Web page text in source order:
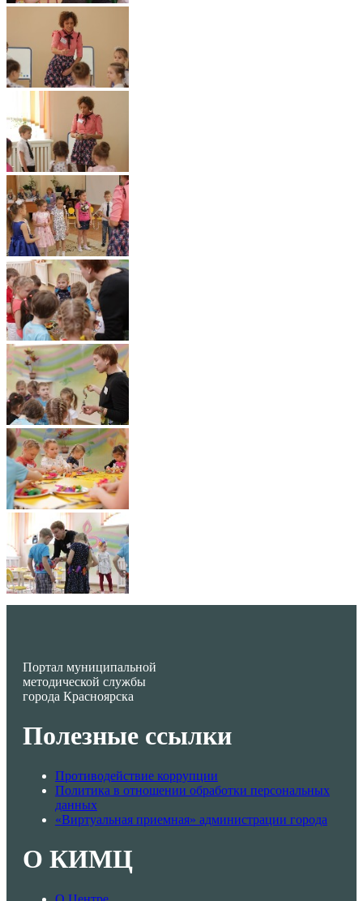
Портал муниципальной
методической службы
города Красноярска
Полезные ссылки
Противодействие коррупции
Политика в отношении обработки персональных
данных
«Виртуальная приемная» администрации города
О КИМЦ